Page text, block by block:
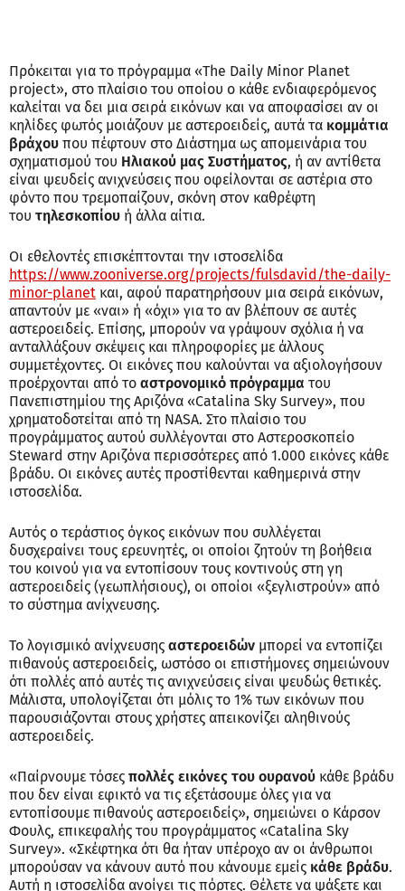
Πρόκειται για το πρόγραμμα «The Daily Minor Planet
project», στο πλαίσιο του οποίου ο κάθε ενδιαφερόμενος
καλείται να δει μια σειρά εικόνων και να αποφασίσει αν οι
κηλίδες φωτός μοιάζουν με αστεροειδείς, αυτά τα κομμάτια
βράχου που πέφτουν στο Διάστημα ως απομεινάρια του
σχηματισμού του Ηλιακού μας Συστήματος, ή αν αντίθετα
είναι ψευδείς ανιχνεύσεις που οφείλονται σε αστέρια στο
φόντο που τρεμοπαίζουν, σκόνη στον καθρέφτη
του τηλεσκοπίου ή άλλα αίτια.
Οι εθελοντές επισκέπτονται την ιστοσελίδα
https://www.zooniverse.org/projects/fulsdavid/the-daily-
minor-planet και, αφού παρατηρήσουν μια σειρά εικόνων,
απαντούν με «ναι» ή «όχι» για το αν βλέπουν σε αυτές
αστεροειδείς. Επίσης, μπορούν να γράψουν σχόλια ή να
ανταλλάξουν σκέψεις και πληροφορίες με άλλους
συμμετέχοντες. Οι εικόνες που καλούνται να αξιολογήσουν
προέρχονται από το αστρονομικό πρόγραμμα του
Πανεπιστημίου της Αριζόνα «Catalina Sky Survey», που
χρηματοδοτείται από τη NASA. Στο πλαίσιο του
προγράμματος αυτού συλλέγονται στο Αστεροσκοπείο
Steward στην Αριζόνα περισσότερες από 1.000 εικόνες κάθε
βράδυ. Οι εικόνες αυτές προστίθενται καθημερινά στην
ιστοσελίδα.
Αυτός ο τεράστιος όγκος εικόνων που συλλέγεται
δυσχεραίνει τους ερευνητές, οι οποίοι ζητούν τη βοήθεια
του κοινού για να εντοπίσουν τους κοντινούς στη γη
αστεροειδείς (γεωπλήσιους), οι οποίοι «ξεγλιστρούν» από
το σύστημα ανίχνευσης.
Το λογισμικό ανίχνευσης αστεροειδών μπορεί να εντοπίζει
πιθανούς αστεροειδείς, ωστόσο οι επιστήμονες σημειώνουν
ότι πολλές από αυτές τις ανιχνεύσεις είναι ψευδώς θετικές.
Μάλιστα, υπολογίζεται ότι μόλις το 1% των εικόνων που
παρουσιάζονται στους χρήστες απεικονίζει αληθινούς
αστεροειδείς.
«Παίρνουμε τόσες πολλές εικόνες του ουρανού κάθε βράδυ
που δεν είναι εφικτό να τις εξετάσουμε όλες για να
εντοπίσουμε πιθανούς αστεροειδείς», σημειώνει ο Κάρσον
Φουλς, επικεφαλής του προγράμματος «Catalina Sky
Survey». «Σκέφτηκα ότι θα ήταν υπέροχο αν οι άνθρωποι
μπορούσαν να κάνουν αυτό που κάνουμε εμείς κάθε βράδυ.
Αυτή η ιστοσελίδα ανοίγει τις πόρτες. Θέλετε να ψάξετε και